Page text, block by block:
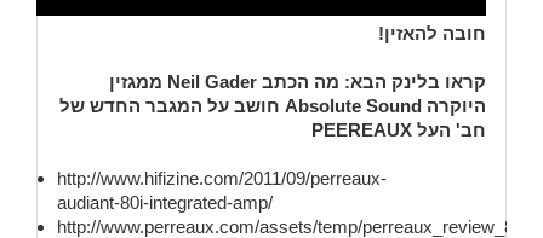
חובה להאזין!
קראו בלינק הבא: מה הכתב Neil Gader ממגזין
היוקרה Absolute Sound חושב על המגבר החדש של
חב' העל PEEREAUX
http://www.hifizine.com/2011/09/perreaux-
audiant-80i-integrated-amp/
http://www.perreaux.com/assets/temp/